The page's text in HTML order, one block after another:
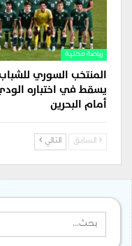
رياضة محلية
المنتخب السوري للشباب
يسقط في اختباره الودي
أمام البحرين
السابق التالي